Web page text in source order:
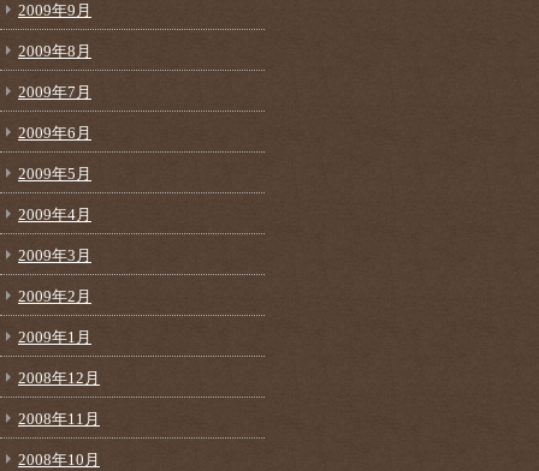
2009年9月
2009年8月
2009年7月
2009年6月
2009年5月
2009年4月
2009年3月
2009年2月
2009年1月
2008年12月
2008年11月
2008年10月